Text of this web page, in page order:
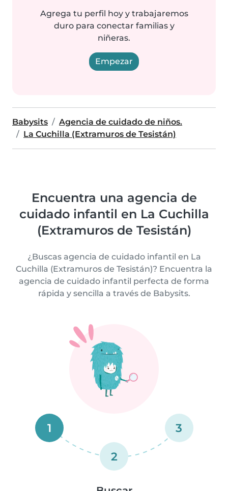
Agrega tu perfil hoy y trabajaremos
duro para conectar familias y
niñeras.
Empezar
Babysits
Agencia de cuidado de niños.
La Cuchilla (Extramuros de Tesistán)
Encuentra una agencia de
cuidado infantil en La Cuchilla
(Extramuros de Tesistán)
¿Buscas agencia de cuidado infantil en La
Cuchilla (Extramuros de Tesistán)? Encuentra la
agencia de cuidado infantil perfecta de forma
rápida y sencilla a través de Babysits.
1
2
3